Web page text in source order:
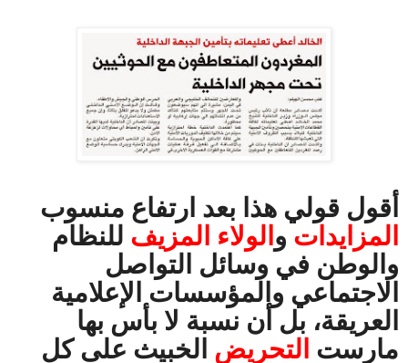
أقول قولي هذا بعد ارتفاع منسوب
المزايدات و الولاء المزيف للنظام
والوطن في وسائل التواصل
الاجتماعي والمؤسسات الإعلامية
العريقة، بل أن نسبة لا بأس بها
مارست التحريض الخبيث على كل